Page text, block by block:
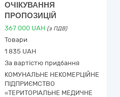
ОЧІКУВАННЯ
ПРОПОЗИЦІЙ
367 000 UAH (з ПДВ)
Товари
1 835 UAH
За вартістю придбання
КОМУНАЛЬНЕ НЕКОМЕРЦІЙНЕ
ПІДПРИЄМСТВО
«ТЕРИТОРІАЛЬНЕ МЕДИЧНЕ